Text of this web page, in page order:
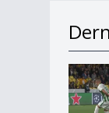
Le FC